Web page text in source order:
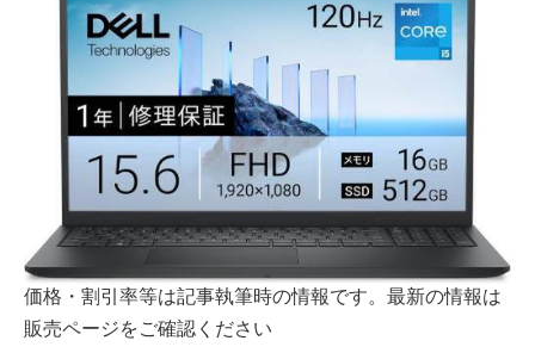
価格・割引率等は記事執筆時の情報です。最新の情報は
販売ページをご確認ください